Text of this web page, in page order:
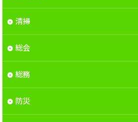
清掃
総会
総務
防災